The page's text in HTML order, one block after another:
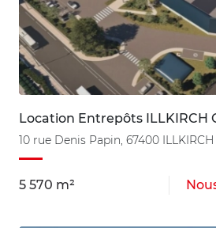
Location Entrepôts ILLKIRCH
10 rue Denis Papin, 67400
5 570 m²